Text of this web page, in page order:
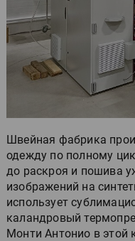
Швейная фабрика
одежду по полному
до раскроя и пошива
изображений на
использует
каландровый
Монти Антонио в этой